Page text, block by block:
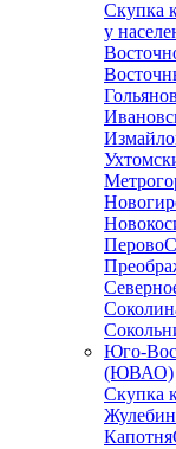
Скупка
у
Перово
Юго-
(ЮВАО)
Скупка
Капотня